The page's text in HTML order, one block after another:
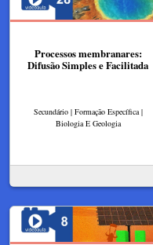
Processos membranares:
Difusão Simples e Facilitada​
Secundário | Formação Específica |
Biologia E Geologia